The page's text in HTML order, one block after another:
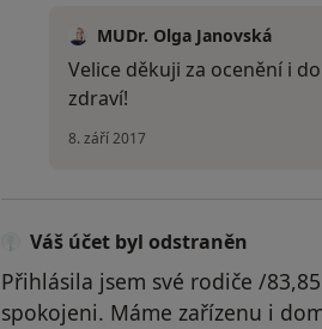
MUDr. Olga Janovská
Velice děkuji za ocenění i
zdraví!
8. září 2017
Váš účet byl odstraněn
Přihlásila jsem své rodiče /
spokojeni. Máme zařízenu i